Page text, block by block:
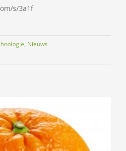
s/3a1f
, Nieuws